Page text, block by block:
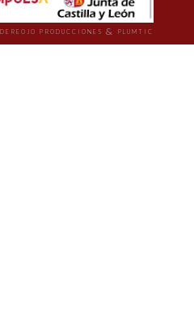
DEREOJO PRODUCCIONES & PLUMTIC